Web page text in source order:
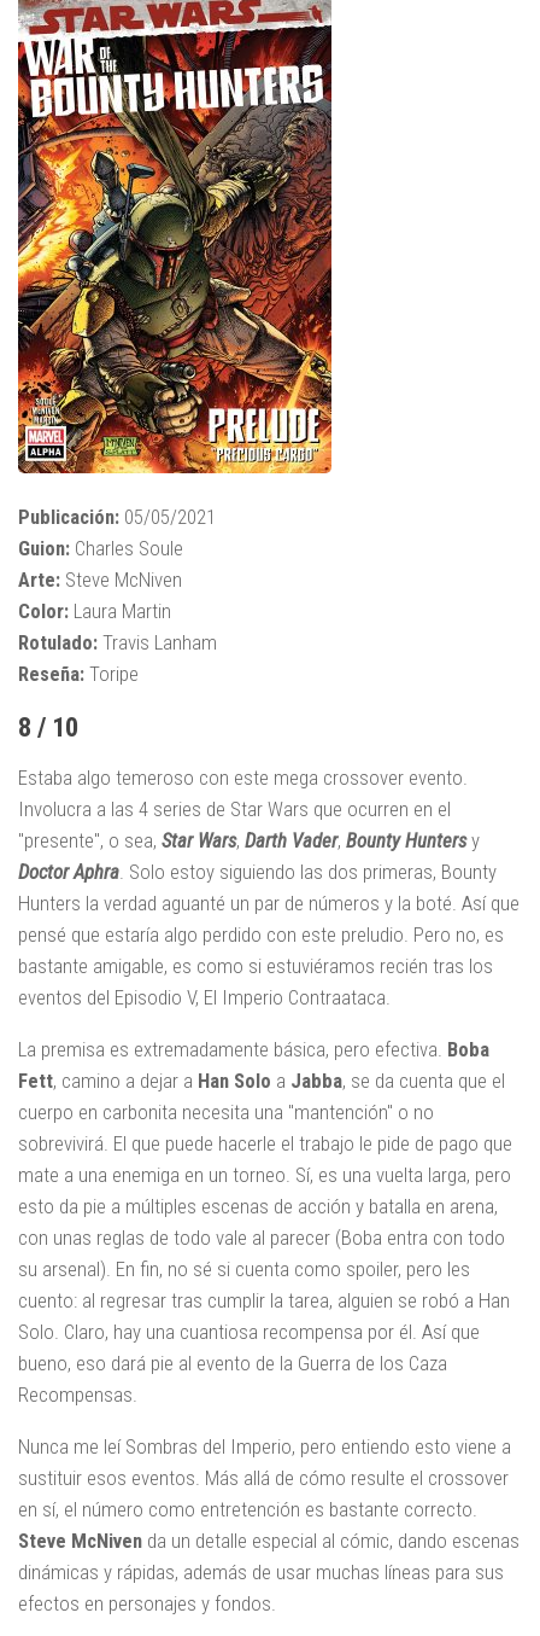
Publicación: 05/05/2021
Guion: Charles Soule
Arte: Steve McNiven
Color: Laura Martin
Rotulado: Travis Lanham
Reseña: Toripe
8 / 10
Estaba algo temeroso con este mega crossover evento.
Involucra a las 4 series de Star Wars que ocurren en el
"presente", o sea, Star Wars, Darth Vader, Bounty Huntersy
Doctor Aphra. Solo estoy siguiendo las dos primeras, Bounty
Hunters la verdad aguanté un par de números y la boté. Así que
pensé que estaría algo perdido con este preludio. Pero no, es
bastante amigable, es como si estuviéramos recién tras los
eventos del Episodio V, El Imperio Contraataca.
La premisa es extremadamente básica, pero efectiva. Boba
Fett, camino a dejar a Han Solo a Jabba, se da cuenta que el
cuerpo en carbonita necesita una "mantención" o no
sobrevivirá. El que puede hacerle el trabajo le pide de pago que
mate a una enemiga en un torneo. Sí, es una vuelta larga, pero
esto da pie a múltiples escenas de acción y batalla en arena,
con unas reglas de todo vale al parecer (Boba entra con todo
su arsenal). En fin, no sé si cuenta como spoiler, pero les
cuento: al regresar tras cumplir la tarea, alguien se robó a Han
Solo. Claro, hay una cuantiosa recompensa por él. Así que
bueno, eso dará pie al evento de la Guerra de los Caza
Recompensas.
Nunca me leí Sombras del Imperio, pero entiendo esto viene a
sustituir esos eventos. Más allá de cómo resulte el crossover
en sí, el número como entretención es bastante correcto.
Steve McNiven da un detalle especial al cómic, dando escenas
dinámicas y rápidas, además de usar muchas líneas para sus
efectos en personajes y fondos.